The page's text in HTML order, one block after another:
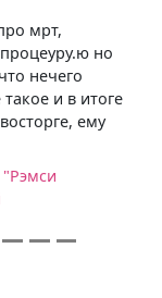
мрт,
но
нечего
и в итоге
ему